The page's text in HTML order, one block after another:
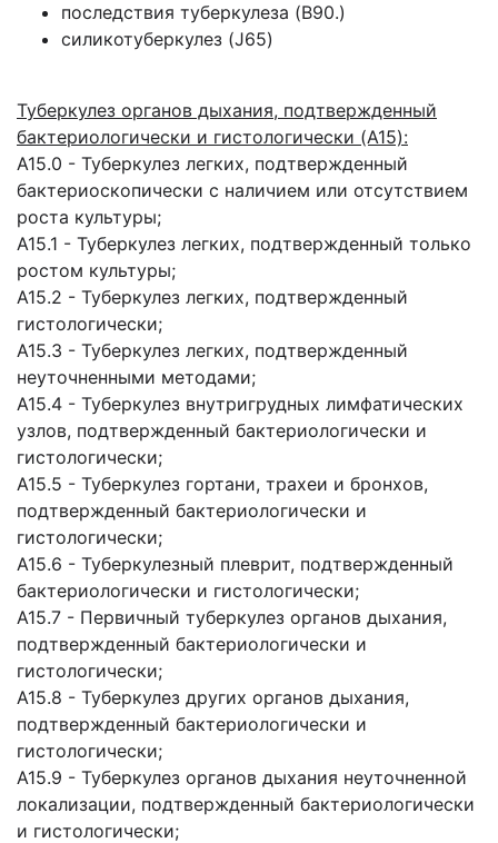
последствия туберкулеза (B90.)
силикотуберкулез (J65)
Туберкулез органов дыхания, подтвержденный
бактериологически и гистологически (A15):
A15.0 - Туберкулез легких, подтвержденный
бактериоскопически с наличием или отсутствием
роста культуры;
A15.1 - Туберкулез легких, подтвержденный только
ростом культуры;
A15.2 - Туберкулез легких, подтвержденный
гистологически;
A15.3 - Туберкулез легких, подтвержденный
неуточненными методами;
A15.4 - Туберкулез внутригрудных лимфатических
узлов, подтвержденный бактериологически и
гистологически;
A15.5 - Туберкулез гортани, трахеи и бронхов,
подтвержденный бактериологически и
гистологически;
A15.6 - Туберкулезный плеврит, подтвержденный
бактериологически и гистологически;
A15.7 - Первичный туберкулез органов дыхания,
подтвержденный бактериологически и
гистологически;
A15.8 - Туберкулез других органов дыхания,
подтвержденный бактериологически и
гистологически;
A15.9 - Туберкулез органов дыхания неуточненной
локализации, подтвержденный бактериологически
и гистологически;